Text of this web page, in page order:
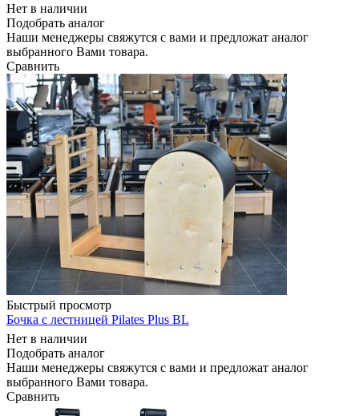
Нет в наличии
Подобрать аналог
Наши менеджеры свяжутся с вами и предложат аналог
выбранного Вами товара.
Сравнить
Быстрый просмотр
Бочка с лестницей Pilates Plus BL
Нет в наличии
Подобрать аналог
Наши менеджеры свяжутся с вами и предложат аналог
выбранного Вами товара.
Сравнить